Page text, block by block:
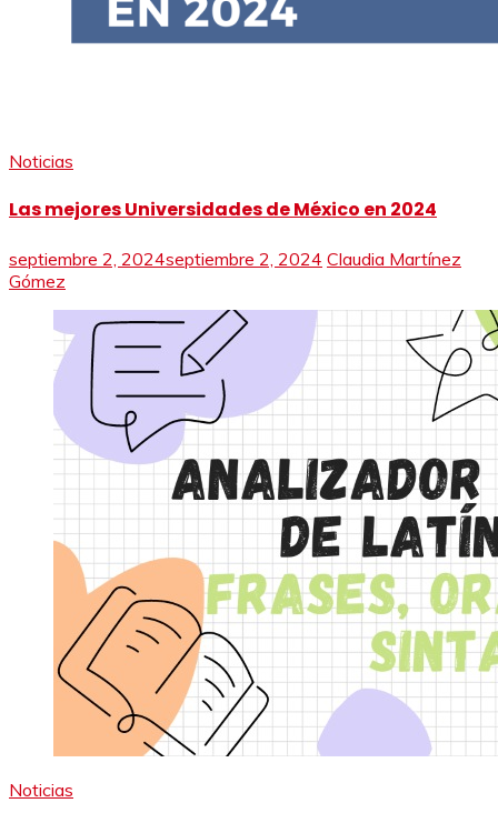
Noticias
Las mejores Universidades de México en 2024
septiembre 2, 2024septiembre 2, 2024 Claudia Martínez
Gómez
Noticias